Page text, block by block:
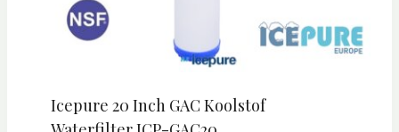
Icepure 20 Inch GAC Koolstof